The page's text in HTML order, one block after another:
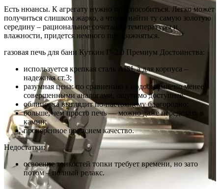
Есть нюансы. К агрегату нужно приспособиться. Легко может
получиться слишком жарко, а чтобы найти ту самую золотую
середину – рациональное сочетание температуры и
влажности, придется немного поупражняться.
газовая печь для бани Куткин Г–2.0 Премиум Достоинства:
используется крепкая сталь AISI, а для корпуса –
надежная ст.3;
разумная цена: по сравнению с подобными, но менее
совершенными аналогами, ощутимо доступнее;
облицовка выглядит по-настоящему благородно;
больше, чем просто печь — можно даже переделать в
камин;
проверенное временем качество.
Недостатки:
освоение тонкостей топки требует времени, но зато
потом – полный релакс.